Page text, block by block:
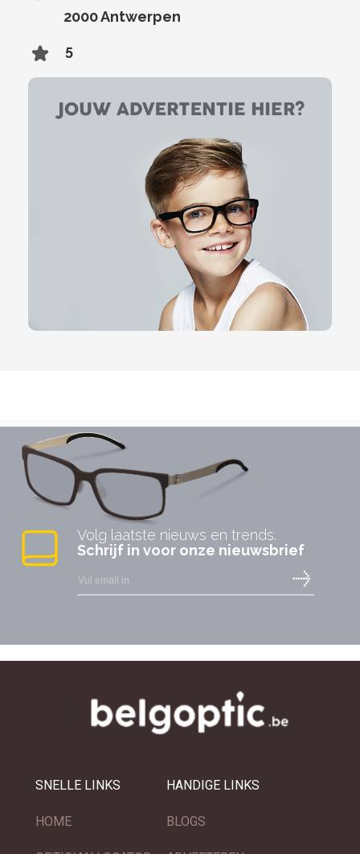
2000 Antwerpen
5
Volg laatste nieuws en trends.
Schrijf in voor onze nieuwsbrief
SNELLE LINKS
HOME
HANDIGE LINKS
BLOGS